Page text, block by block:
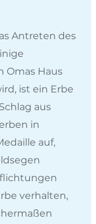
Antreten des
Omas Haus
ist ein Erbe
aus
in
auf,
verhalten,